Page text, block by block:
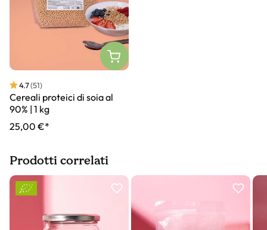
4.7(51)
Cereali proteici di soia al
90% | 1 kg
25,00 €*
Prodotti correlati
Slider prodotto